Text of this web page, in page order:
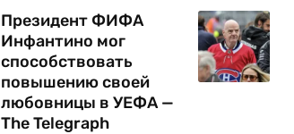
Президент ФИФА
Инфантино мог
способствовать
повышению своей
любовницы в УЕФА —
The Telegraph